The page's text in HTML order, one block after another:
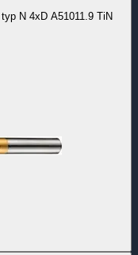
N 4xD A51011.9 TiN